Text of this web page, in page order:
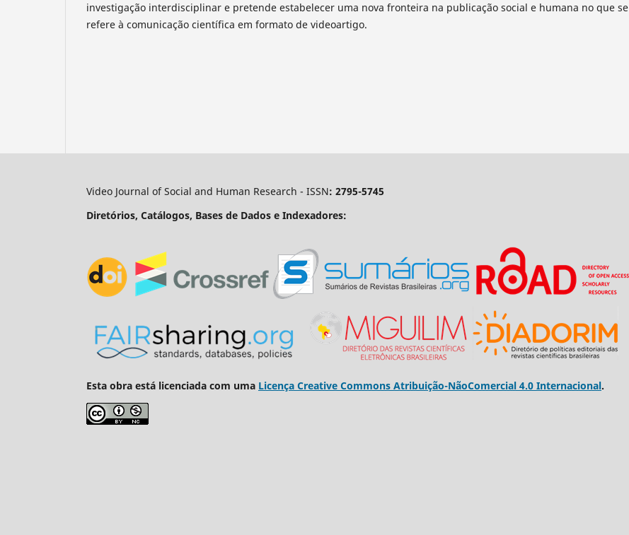
investigação interdisciplinar e pretende estabelecer uma nova fronteira na publicação social e humana no que se
refere à comunicação científica em formato de videoartigo.
Video Journal of Social and Human Research - ISSN: 2795-5745
Diretórios, Catálogos, Bases de Dados e Indexadores:
Esta obra está licenciada com uma Licença Creative Commons Atribuição-NãoComercial 4.0 Internacional.